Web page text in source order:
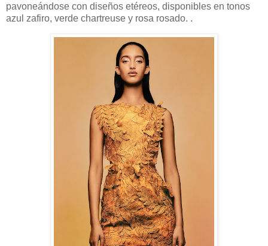
pavoneándose con diseños etéreos, disponibles en tonos
azul zafiro, verde chartreuse y rosa rosado. .